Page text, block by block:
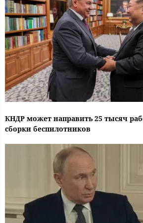
КНДР может направить 25 тысяч
сборки беспилотников